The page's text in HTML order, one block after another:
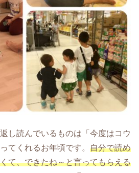
し読んでいるものは「今度はコウ
てくれるお年頃です。 自分で読め
て、できたね～と言ってもらえる